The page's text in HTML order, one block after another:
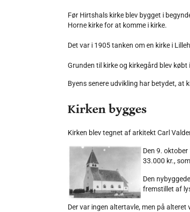
Før Hirtshals kirke blev bygget i
Horne kirke for at komme i kirke.
Det var i 1905 tanken om en kirke i
Grunden til kirke og kirkegård blev
Byens senere udvikling har betydet, at
Kirken bygges
Kirken blev tegnet af arkitekt Carl
Den 9.
33.000 kr.,
Den
fremstillet af
Der var ingen altertavle, men på